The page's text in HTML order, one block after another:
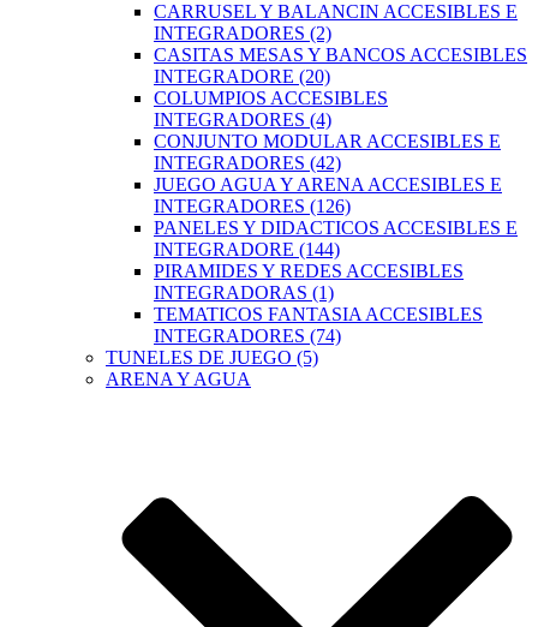
CARRUSEL Y BALANCIN ACCESIBLES E
INTEGRADORES (2)
CASITAS MESAS Y BANCOS ACCESIBLES
INTEGRADORE (20)
COLUMPIOS ACCESIBLES
INTEGRADORES (4)
CONJUNTO MODULAR ACCESIBLES E
INTEGRADORES (42)
JUEGO AGUA Y ARENA ACCESIBLES E
INTEGRADORES (126)
PANELES Y DIDACTICOS ACCESIBLES E
INTEGRADORE (144)
PIRAMIDES Y REDES ACCESIBLES
INTEGRADORAS (1)
TEMATICOS FANTASIA ACCESIBLES
INTEGRADORES (74)
TUNELES DE JUEGO (5)
ARENA Y AGUA